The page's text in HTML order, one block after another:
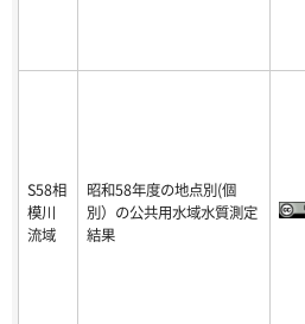
S58相
模川
流域
昭和58年度の地点別(個
別）の公共用水域水質測定
結果